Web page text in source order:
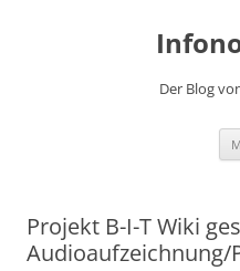
Der Blog
Projekt B-I-T Wiki